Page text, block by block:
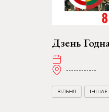
Дзень
------------
ВІЛЬНЯ ІНШАЕ